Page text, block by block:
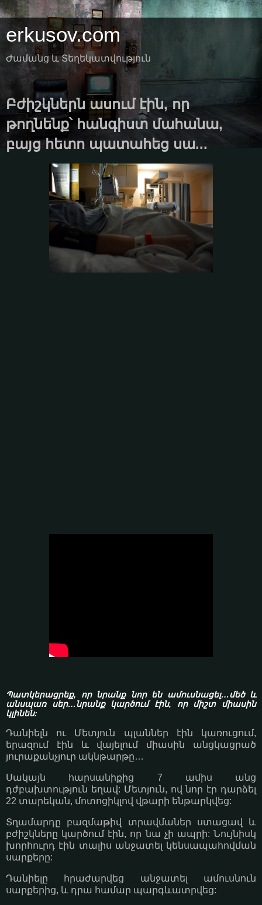
erkusov.com
Ժամանց և Տեղեկատվություն
Բժիշկներն ասում էին, որ
թողնենք՝ հանգիստ մահանա,
բայց հետո պատահեց սա...
Պատկերացրեք, որ նրանք նոր են ամուսնացել…մեծ և
անսպառ սեր…նրանք կարծում էին, որ միշտ միասին
կլինեն:
Դանիելն ու Մետյուն պլաններ էին կառուցում,
երազում էին և վայելում միասին անցկացրած
յուրաքանչյուր ակնթարթը…
Սակայն հարսանիքից 7 ամիս անց
դժբախտություն եղավ: Մետյուն, ով նոր էր դարձել
22 տարեկան, մոտոցիկլով վթարի ենթարկվեց:
Տղամարդը բազմաթիվ տրավմաներ ստացավ և
բժիշկները կարծում էին, որ նա չի ապրի: Նույնիսկ
խորհուրդ էին տալիս անջատել կենսապահովման
սարքերը:
Դանիելը հրաժարվեց անջատել ամուսնուն
սարքերից, և դրա համար պարգևատրվեց: